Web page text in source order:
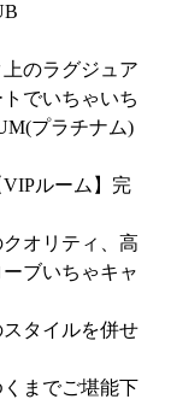
のラグジュア
でいちゃいち
プラチナム)
ルーム】完
オリティ、高
ブいちゃキャ
タイルを併せ
までご堪能下